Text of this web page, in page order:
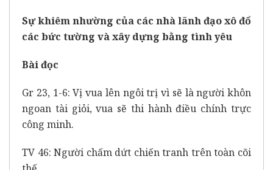
Sự khiêm nhường của các nhà lãnh đạo xô đổ
các bức tường và xây dựng bằng tình yêu
Bài đọc
Gr 23, 1-6: Vị vua lên ngôi trị vì sẽ là người khôn
ngoan tài giỏi, vua sẽ thi hành điều chính trực
công minh.
TV 46: Người chấm dứt chiến tranh trên toàn cõi